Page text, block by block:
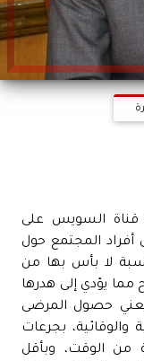
قناة السويس على
المجتمع حول
لا بأس بها من
مما يؤدي إلى هدرها
يعني حصول المرضى
والوقائية، بجرعات
من الوقت، وبأقل